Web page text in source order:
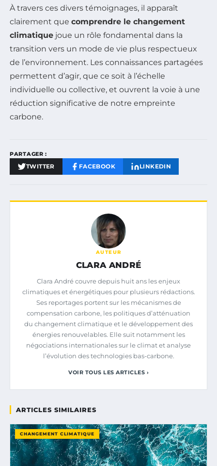
À travers ces divers témoignages, il apparaît
clairement que comprendre le changement
climatique joue un rôle fondamental dans la
transition vers un mode de vie plus respectueux
de l’environnement. Les connaissances partagées
permettent d’agir, que ce soit à l’échelle
individuelle ou collective, et ouvrent la voie à une
réduction significative de notre empreinte
carbone.
PARTAGER :
TWITTER FACEBOOK LINKEDIN
AUTEUR
CLARA ANDRÉ
Clara André couvre depuis huit ans les enjeux
climatiques et énergétiques pour plusieurs rédactions.
Ses reportages portent sur les mécanismes de
compensation carbone, les politiques d’atténuation
du changement climatique et le développement des
énergies renouvelables. Elle suit notamment les
négociations internationales sur le climat et analyse
l’évolution des technologies bas-carbone.
VOIR TOUS LES ARTICLES ›
ARTICLES SIMILAIRES
CHANGEMENT CLIMATIQUE